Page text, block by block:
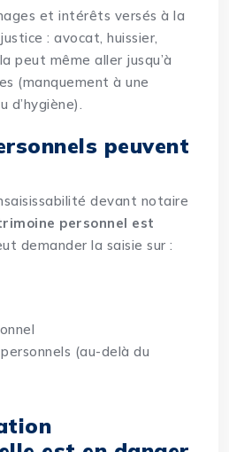
et intérêts versés à la
: avocat, huissier,
peut même aller jusqu’à
(manquement à une
d’hygiène).
peuvent
devant notaire
personnel est
demander la saisie sur :
(au-delà du